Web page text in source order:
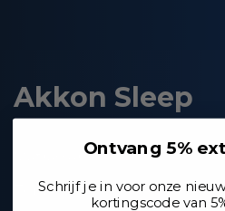
Akkon Sleep
Matrassen
Toppers
Ontvang 5%
Schrijf je in voor onze
kortingscode van